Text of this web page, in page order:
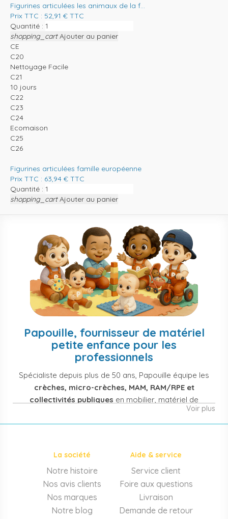
Figurines articulées les animaux de la f...
Prix TTC : 52,91 € TTC
Quantité :
shopping_cart Ajouter au panier
CE
C20
Nettoyage Facile
C21
10 jours
C22
C23
C24
Ecomaison
C25
C26
Figurines articulées famille européenne
Prix TTC : 63,94 € TTC
Quantité :
shopping_cart Ajouter au panier
Papouille, fournisseur de matériel
petite enfance pour les
professionnels
Spécialiste depuis plus de 50 ans, Papouille équipe les
crèches, micro-crèches, MAM, RAM/RPE et
collectivités publiques en mobilier, matériel de
puériculture, jouets et équipement pour structures
d'accueil de la petite enfance. Notre offre couvre
cabinets infirmiers).
Mobilier et équipement de crèche
Lits crèche en bois, couchettes empilables, meubles à
langer sur mesure en résine antibactérienne, tables et
chaises adaptées aux 0-6 ans, banc-vestiaire, barrières de
Voir plus
La société
Notre histoire
Nos avis clients
Nos marques
Notre blog
Aide & service
Service client
Foire aux questions
Livraison
Demande de retour